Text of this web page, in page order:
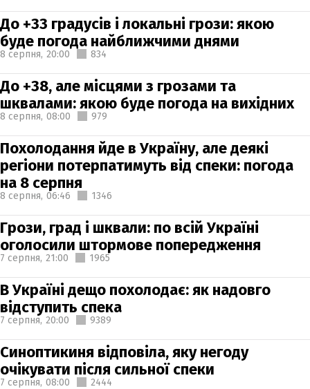
До +33 градусів і локальні грози: якою
буде погода найближчими днями
8 серпня, 20:00 834
До +38, але місцями з грозами та
шквалами: якою буде погода на вихідних
8 серпня, 08:00 979
Похолодання йде в Україну, але деякі
регіони потерпатимуть від спеки: погода
на 8 серпня
8 серпня, 06:46 1346
Грози, град і шквали: по всій Україні
оголосили штормове попередження
7 серпня, 21:00 1965
В Україні дещо похолодає: як надовго
відступить спека
7 серпня, 20:00 9389
Синоптикиня відповіла, яку негоду
очікувати після сильної спеки
7 серпня, 08:00 2444